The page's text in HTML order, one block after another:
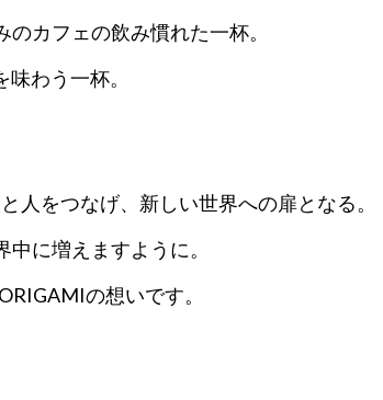
のカフェの飲み慣れた一杯。
わう一杯。
人をつなげ、新しい世界への扉となる。
に増えますように。
の想いです。